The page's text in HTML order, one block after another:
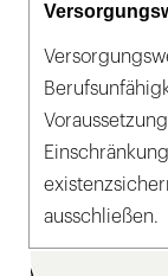
ausschließen.